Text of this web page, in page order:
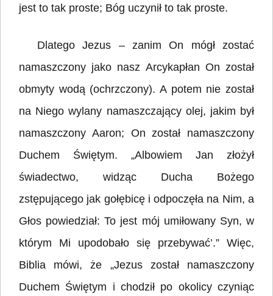
jest to tak proste; Bóg uczynił to tak proste.
Dlatego Jezus – zanim On mógł zostać
namaszczony jako nasz Arcykapłan On został
obmyty wodą (ochrzczony). A potem nie został
na Niego wylany namaszczający olej, jakim był
namaszczony Aaron; On został namaszczony
Duchem Świętym. „Albowiem Jan złożył
świadectwo, widząc Ducha Bożego
zstępującego jak gołębicę i odpoczęła na Nim, a
Głos powiedział: To jest mój umiłowany Syn, w
którym Mi upodobało się przebywać’.” Więc,
Biblia mówi, że „Jezus został namaszczony
Duchem Świętym i chodził po okolicy czyniąc